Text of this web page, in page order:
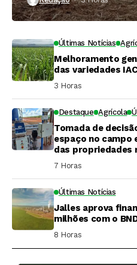
Últimas Notícias
Melhoramento
das variedades IAC
3 Horas ⁮
Destaque Agrícola
Tomada de
espaço no campo
das propriedades
7 Horas ⁮
Últimas Notícias
Jalles aprova
milhões com o
8 Horas ⁮